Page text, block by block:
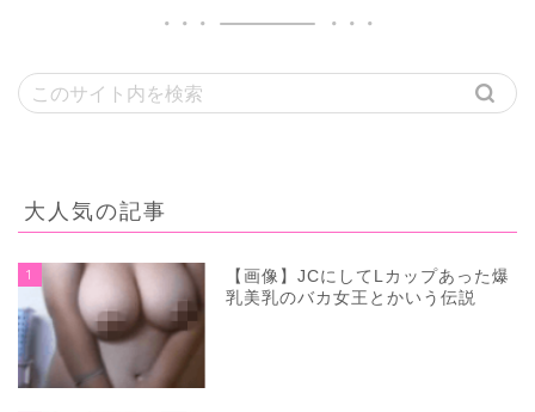
大人気の記事
1
【画像】JCにしてLカップあった爆
乳美乳のバカ女王とかいう伝説